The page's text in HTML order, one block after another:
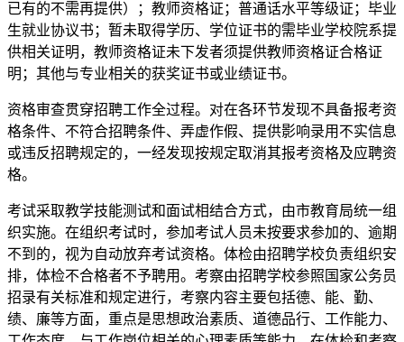
已有的不需再提供）；教师资格证；普通话水平等级证；毕业
生就业协议书；暂未取得学历、学位证书的需毕业学校院系提
供相关证明，教师资格证未下发者须提供教师资格证合格证
明；其他与专业相关的获奖证书或业绩证书。
资格审查贯穿招聘工作全过程。对在各环节发现不具备报考资
格条件、不符合招聘条件、弄虚作假、提供影响录用不实信息
或违反招聘规定的，一经发现按规定取消其报考资格及应聘资
格。
考试采取教学技能测试和面试相结合方式，由市教育局统一组
织实施。在组织考试时，参加考试人员未按要求参加的、逾期
不到的，视为自动放弃考试资格。体检由招聘学校负责组织安
排，体检不合格者不予聘用。考察由招聘学校参照国家公务员
招录有关标准和规定进行，考察内容主要包括德、能、勤、
绩、廉等方面，重点是思想政治素质、道德品行、工作能力、